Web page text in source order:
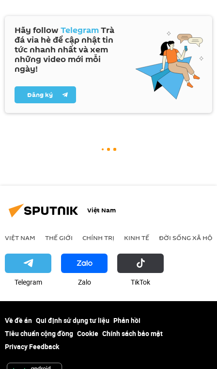
Hãy follow TelegramTrà
đá vỉa hè để cập nhật tin
tức nhanh nhất và xem
những video mới mỗi
ngày!
Đăng ký
Việt Nam
VIỆT NAM THẾ GIỚI CHÍNH TRỊ KINH TẾ ĐỜI SỐNG XÃ HỘI
Telegram Zalo ТikТоk
Về đề án Qui định sử dụng tư liệu Phản hồi
Tiêu chuẩn cộng đồng Cookie Chính sách bảo mật
Privacy Feedback